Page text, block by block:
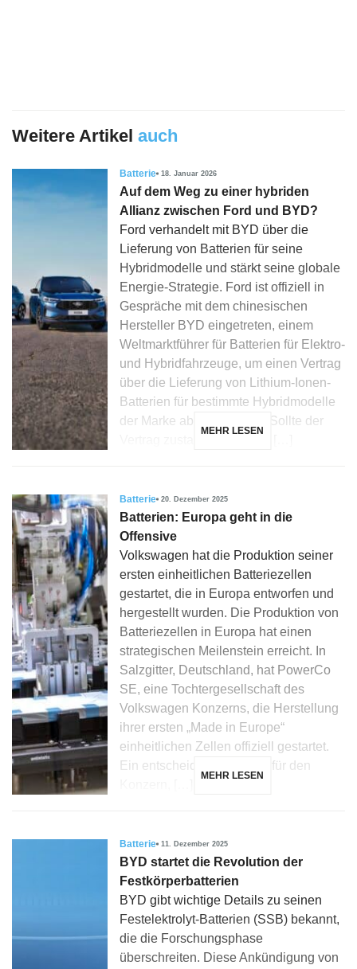
Weitere Artikel auch
Batterie 18. Januar 2026
Auf dem Weg zu einer hybriden
Allianz zwischen Ford und BYD?
Ford verhandelt mit BYD über die
Lieferung von Batterien für seine
Hybridmodelle und stärkt seine globale
Energie-Strategie. Ford ist offiziell in
Gespräche mit dem chinesischen
Hersteller BYD eingetreten, einem
Weltmarktführer für Batterien für Elektro-
und Hybridfahrzeuge, um einen Vertrag
über die Lieferung von Lithium-Ionen-
Batterien für bestimmte Hybridmodelle
der Marke abzuschließen. Sollte der
MEHR LESEN
Batterie 20. Dezember 2025
Batterien: Europa geht in die
Offensive
Volkswagen hat die Produktion seiner
ersten einheitlichen Batteriezellen
gestartet, die in Europa entworfen und
hergestellt wurden. Die Produktion von
Batteriezellen in Europa hat einen
strategischen Meilenstein erreicht. In
Salzgitter, Deutschland, hat PowerCo
SE, eine Tochtergesellschaft des
Volkswagen Konzerns, die Herstellung
ihrer ersten „Made in Europe“
einheitlichen Zellen offiziell gestartet.
Ein entscheidender Schritt für den
MEHR LESEN
Batterie 11. Dezember 2025
BYD startet die Revolution der
Festkörperbatterien
BYD gibt wichtige Details zu seinen
Festelektrolyt-Batterien (SSB) bekannt,
die die Forschungsphase
überschreiten. Diese Ankündigung von